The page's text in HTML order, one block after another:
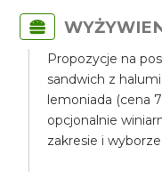
Propozycje na
sandwich z
lemoniada (cena
opcjonalnie
zakresie i wyborze